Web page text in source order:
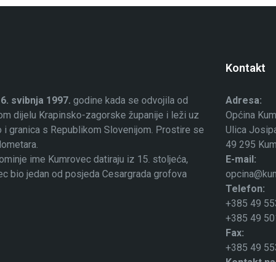
svibnja 1997. godine kada se odvojila od
dijelu Krapinsko-zagorske županije i leži uz
i granica s Republikom Slovenijom. Prostire se
ime Kumrovec datiraju iz 15. stoljeća,
bio jedan od posjeda Cesargrada grofova
Kontakt
Adresa:
Općina
Ulica
49 295
E-mail:
Telefon:
+385 49
+385 49
Fax:
+385 49